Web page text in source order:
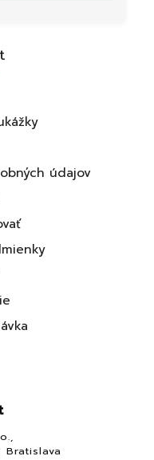
údajov
Bratislava